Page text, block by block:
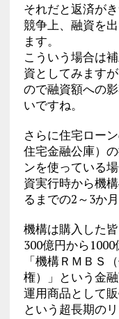
それだと返済が
競争上、融資を
ます。
こういう場合は
資としてみます
ので融資額への
いですね。
さらに住宅ロー
住宅金融公庫）
ンを使っている
資実行時から機
るまでの2～3か
機構は購入した
300億円から
「機構ＲＭＢＳ
権）」という金
運用商品として
という超長期の